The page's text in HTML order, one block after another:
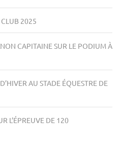
2025
CAPITAINE SUR LE PODIUM À
AU STADE ÉQUESTRE DE
L’ÉPREUVE DE 120